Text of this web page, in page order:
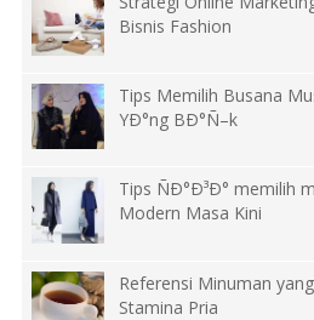
Bisnis Fashion
Tips Memilih Busana
YÐ°ng BÐ°Ñ–k
Tips ÑÐ°Ð³Ð° memilih
Modern Masa Kini
Referensi Minuman
Stamina Pria